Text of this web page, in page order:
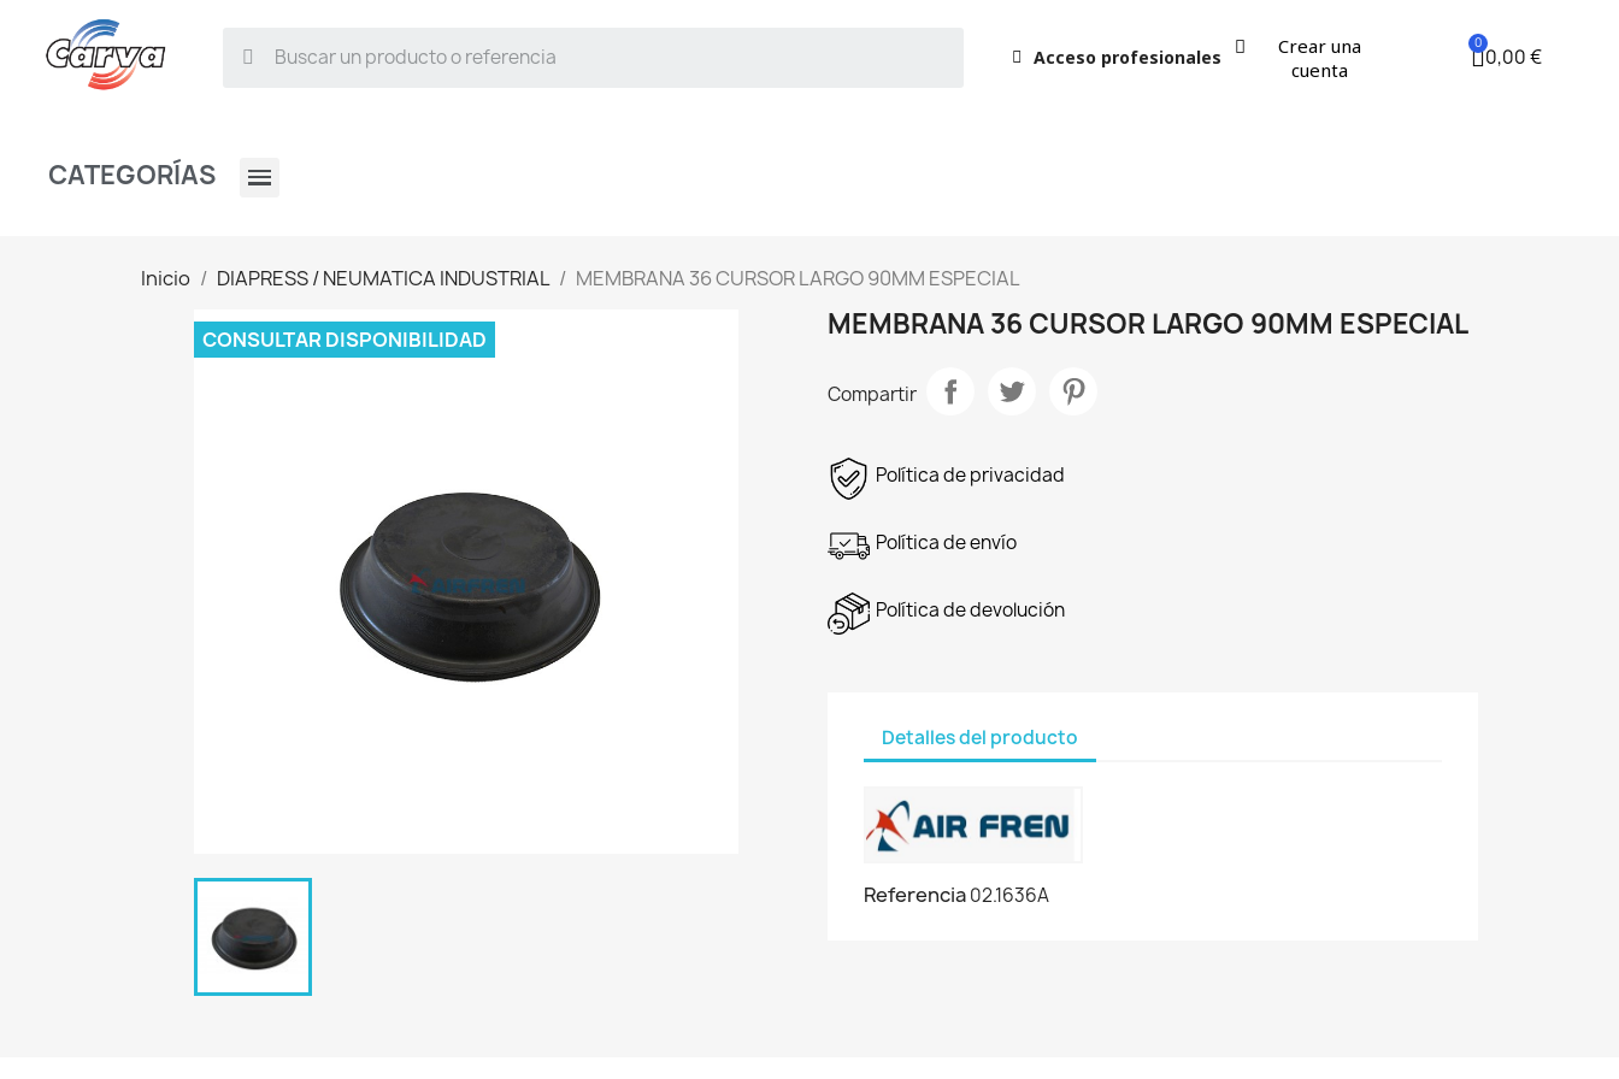
Acceso profesionales
Crear una
cuenta
0,00 €
CATEGORÍAS
Inicio DIAPRESS / NEUMATICA INDUSTRIAL MEMBRANA 36 CURSOR LARGO 90MM ESPECIAL
CONSULTAR DISPONIBILIDAD MEMBRANA 36 CURSOR LARGO 90MM ESPECIAL
Compartir
Política de privacidad
Política de envío
Política de devolución
Detalles del producto
Referencia02.1636A